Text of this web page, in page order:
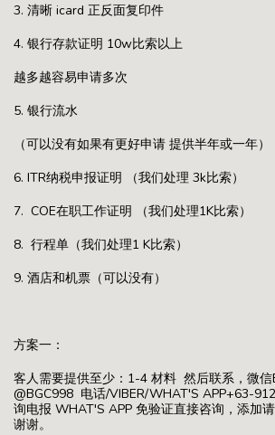
3. 清晰 icard 正反面复印件
4. 银行存款证明 10w比索以上
越多越容易申请多次
5. 银行流水
（可以没有如果有更好申请 提供半年或一年）
6. ITR纳税申报证明 （我们处理 3k比索）
7. COE在职工作证明 （我们处理1K比索）
8. 行程单（我们处理1 K比索）
9. 酒店和机票（可以没有）
方案一：
客人需要提供至少：1-4 材料 然后联系，微
@BGC998 电话/VIBER/WHAT'S APP+63-
询电报 WHAT'S APP 免验证直接咨询，添加
谢谢。